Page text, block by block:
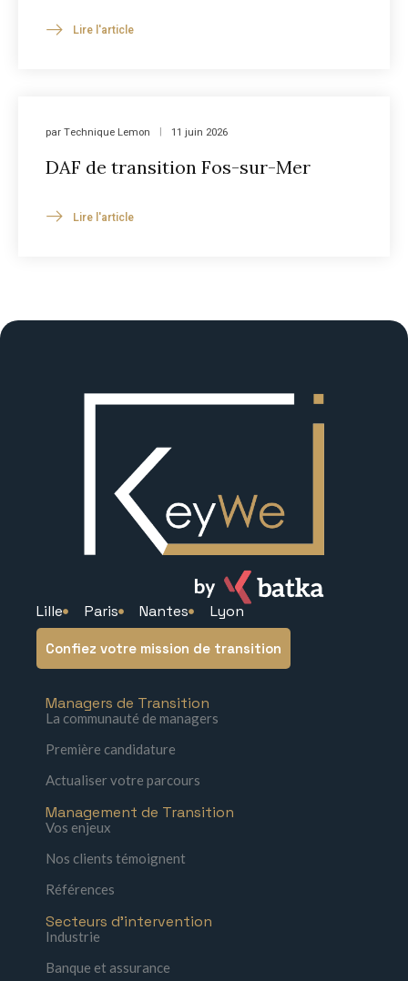
Lire l'article
parTechnique Lemon 11 juin 2026
DAF de transition Fos-sur-Mer
Lire l'article
Lille Paris Nantes Lyon
Confiez votre mission de transition
Managers de Transition
La communauté de managers
Première candidature
Actualiser votre parcours
Management de Transition
Vos enjeux
Nos clients témoignent
Références
Secteurs d'intervention
Industrie
Banque et assurance